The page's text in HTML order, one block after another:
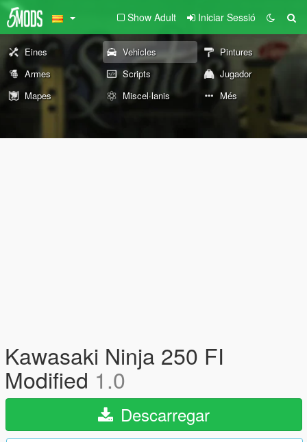
Show Adult Iniciar Sessió
Eines Vehicles
Pintures
Armes
Scripts
Jugador
Mapes
Miscel·lanis Més
Kawasaki Ninja 250 FI
Modified 1.0
Descarregar